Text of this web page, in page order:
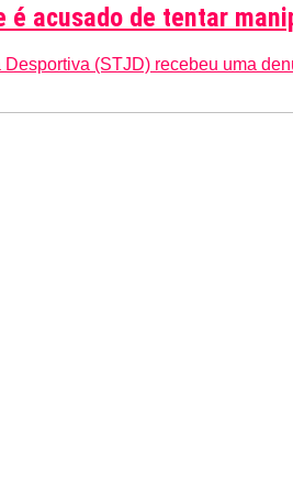
acusado de tentar
(STJD) recebeu uma